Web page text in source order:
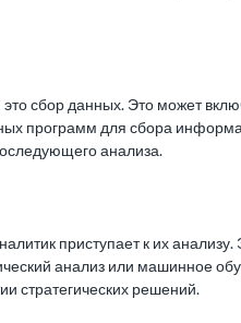
сбор данных. Это может
программ для сбора
анализа.
приступает к их
анализ или машинное
стратегических решений.